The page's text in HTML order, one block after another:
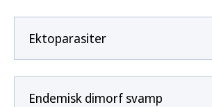
Ektoparasiter
Endemisk dimorf svamp